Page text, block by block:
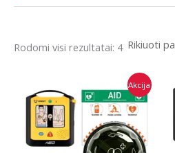
Rodomi visi rezultatai: 4Rūšiuojama
Akcija